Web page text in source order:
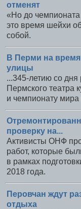
отменят
«Но до
это время шейхи
собой.
В Перми на
улицы
...345-летию со
Пермского театра
и чемпионату
проверку на...
Активисты ОНФ
работ, которые
в рамках
2018 года.
Перовчан ждут
отдыха